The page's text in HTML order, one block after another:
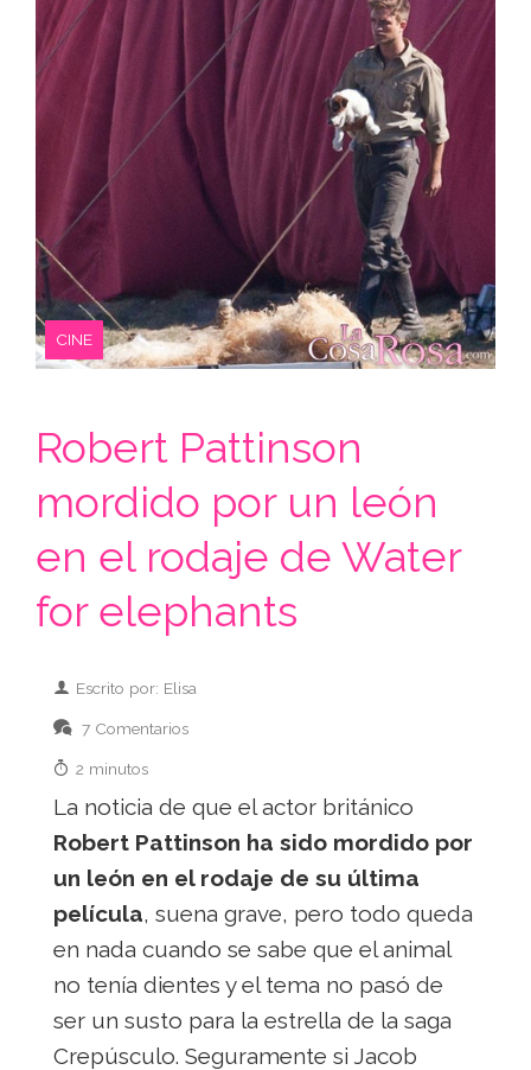
CINE
Robert Pattinson
mordido por un león
en el rodaje de Water
for elephants
Escrito por: Elisa
7 Comentarios
2 minutos
La noticia de que el actor británico
Robert Pattinson ha sido mordido por
un león en el rodaje de su última
película, suena grave, pero todo queda
en nada cuando se sabe que el animal
no tenía dientes y el tema no pasó de
ser un susto para la estrella de la saga
Crepúsculo. Seguramente si Jacob